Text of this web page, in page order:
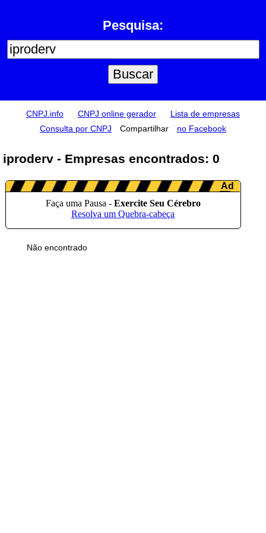
Pesquisa:
CNPJ.info CNPJ online gerador
Lista de empresas
Consulta por CNPJ
Compartilhar no Facebook
iproderv - Empresas encontrados: 0
Não encontrado